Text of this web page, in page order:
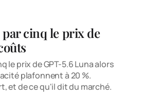
cinq le prix de
le prix de GPT-5.6 Luna alors
plafonnent à 20 %.
et de ce qu'il dit du marché.